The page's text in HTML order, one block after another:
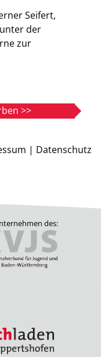
Seifert,
der
zur
>>
| Datenschutz
des: